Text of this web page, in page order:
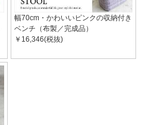
幅70cm・かわいいピンクの収納付き
ベンチ（布製／完成品）
￥16,346(税抜)